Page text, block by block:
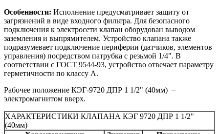
Особенности: Исполнение предусматривает защиту от
загрязнений в виде входного фильтра. Для безопасного
подключения к электросети клапан оборудован выводом
заземления и выпрямителем. Устройство клапана также
подразумевает подключение периферии (датчиков, элементов
управления) посредством патрубка с резьмой 1/4". В
соответствии с ГОСТ 9544-93, устройство отвечает параметру
герметичности по классу А.
Рабочее положение КЭГ-9720 ДПР 1 1/2" (40мм) –
электромагнитом вверх.
ХАРАКТЕРИСТИКИ КЛАПАНА КЭГ 9720 ДПР 1 1/2"
(40мм)